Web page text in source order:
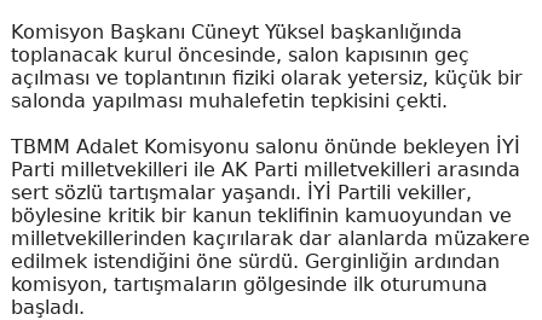
Komisyon Başkanı Cüneyt Yüksel başkanlığında
toplanacak kurul öncesinde, salon kapısının geç
açılması ve toplantının fiziki olarak yetersiz, küçük bir
salonda yapılması muhalefetin tepkisini çekti.
TBMM Adalet Komisyonu salonu önünde bekleyen İYİ
Parti milletvekilleri ile AK Parti milletvekilleri arasında
sert sözlü tartışmalar yaşandı. İYİ Partili vekiller,
böylesine kritik bir kanun teklifinin kamuoyundan ve
milletvekillerinden kaçırılarak dar alanlarda müzakere
edilmek istendiğini öne sürdü. Gerginliğin ardından
komisyon, tartışmaların gölgesinde ilk oturumuna
başladı.